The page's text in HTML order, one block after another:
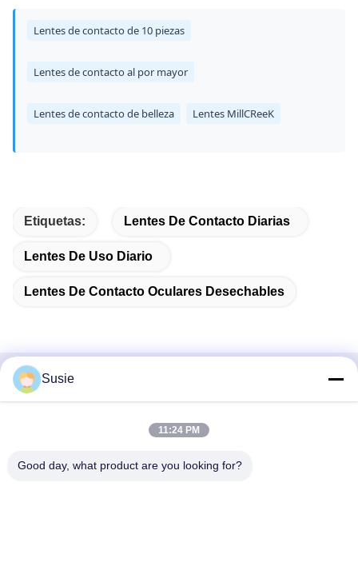
Lentes de contacto de 10 piezas
Lentes de contacto al por mayor
Lentes de contacto de belleza Lentes MillCReeK
Etiquetas: Lentes De Contacto Diarias
Lentes De Uso Diario
Lentes De Contacto Oculares Desechables
Contacto rápido
1ra Carretera Zhongyi, Distrito de Yuhua, Changsha, Hunan,
Susie
11:24 PM
Good day, what product are you looking for?